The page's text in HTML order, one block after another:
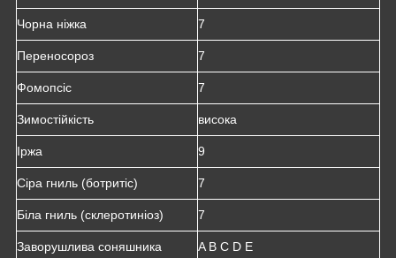
Чорна ніжка 7
Переносороз 7
Фомопсіс 7
Зимостійкість висока
Іржа 9
Сіра гниль (ботритіс) 7
Біла гниль (склеротиніоз) 7
Заворушлива соняшника A B C D E